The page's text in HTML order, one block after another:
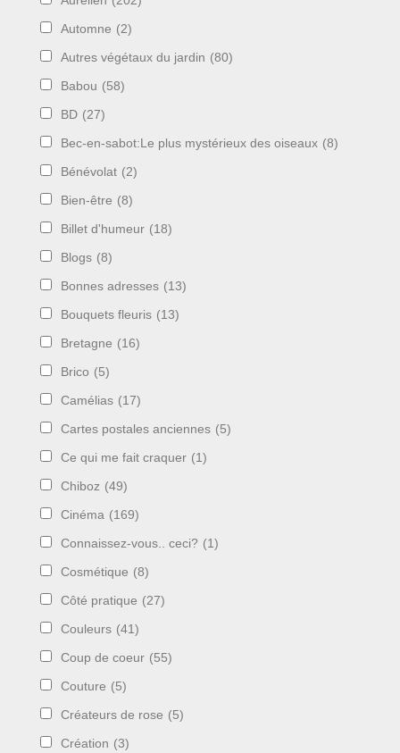
Automne (2)
Autres végétaux du jardin (80)
Babou (58)
BD (27)
Bec-en-sabot:Le plus mystérieux des oiseaux (8)
Bénévolat (2)
Bien-être (8)
Billet d'humeur (18)
Blogs (8)
Bonnes adresses (13)
Bouquets fleuris (13)
Bretagne (16)
Brico (5)
Camélias (17)
Cartes postales anciennes (5)
Ce qui me fait craquer (1)
Chiboz (49)
Cinéma (169)
Connaissez-vous.. ceci? (1)
Cosmétique (8)
Côté pratique (27)
Couleurs (41)
Coup de coeur (55)
Couture (5)
Créateurs de rose (5)
Création (3)